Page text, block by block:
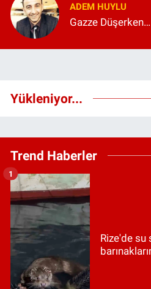
ADEM HUYLU
Gazze Düşerken…
Yükleniyor...
Trend Haberler
Rize'de su
1